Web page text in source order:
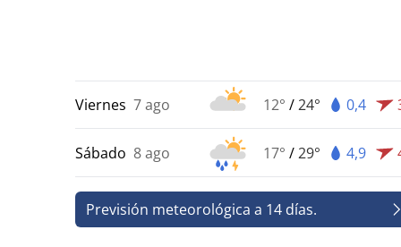
Viernes 7 ago 12° /24° 0,4
Sábado 8 ago 17° /29° 4,9
Previsión meteorológica a 14 días.